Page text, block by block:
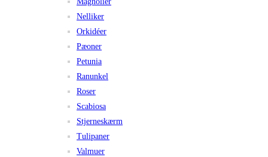
Nelliker
Orkidéer
Pæoner
Petunia
Ranunkel
Roser
Scabiosa
Stjerneskærm
Tulipaner
Valmuer